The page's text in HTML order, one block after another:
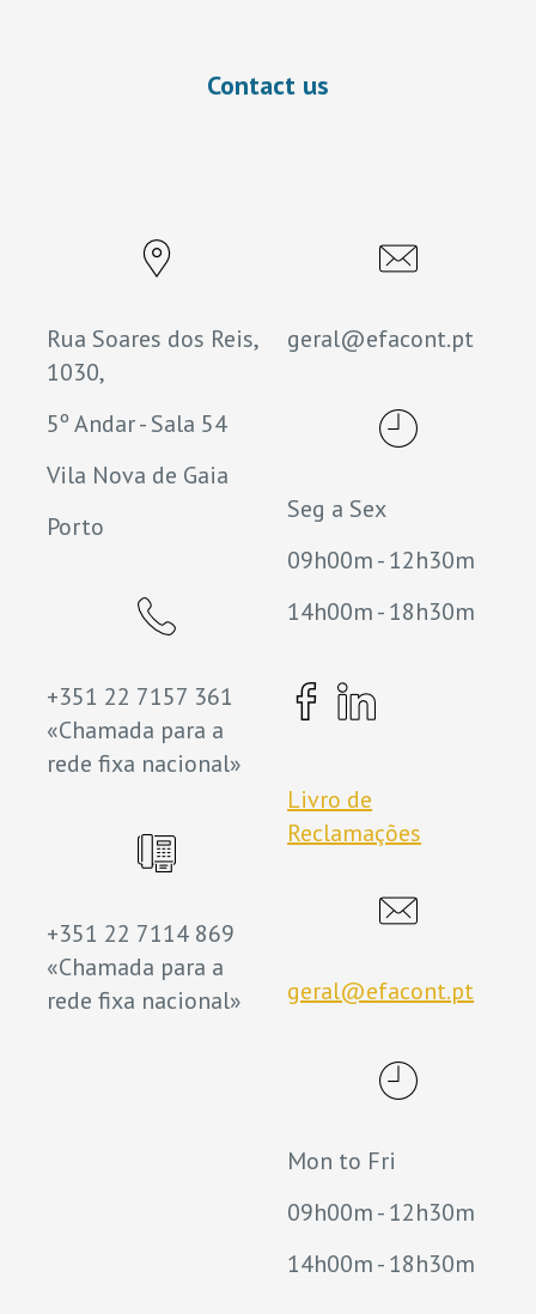
Contact us
Rua Soares dos Reis,
1030,
5º Andar - Sala 54
Vila Nova de Gaia
Porto
+351 22 7157 361
«Chamada para a
rede fixa nacional»
+351 22 7114 869
«Chamada para a
rede fixa nacional»
geral@efacont.pt
Seg a Sex
09h00m - 12h30m
14h00m - 18h30m
Livro de
Reclamações
geral@efacont.pt
Mon to Fri
09h00m - 12h30m
14h00m - 18h30m